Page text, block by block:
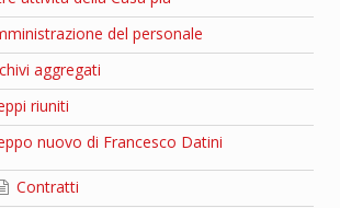
del personale
aggregati
riuniti
nuovo di Francesco Datini
Contratti